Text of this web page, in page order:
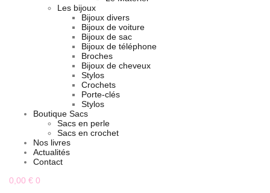
Les bijoux
Bijoux divers
Bijoux de voiture
Bijoux de sac
Bijoux de téléphone
Broches
Bijoux de cheveux
Stylos
Crochets
Porte-clés
Stylos
Boutique Sacs
Sacs en perle
Sacs en crochet
Nos livres
Actualités
Contact
0,00 € 0